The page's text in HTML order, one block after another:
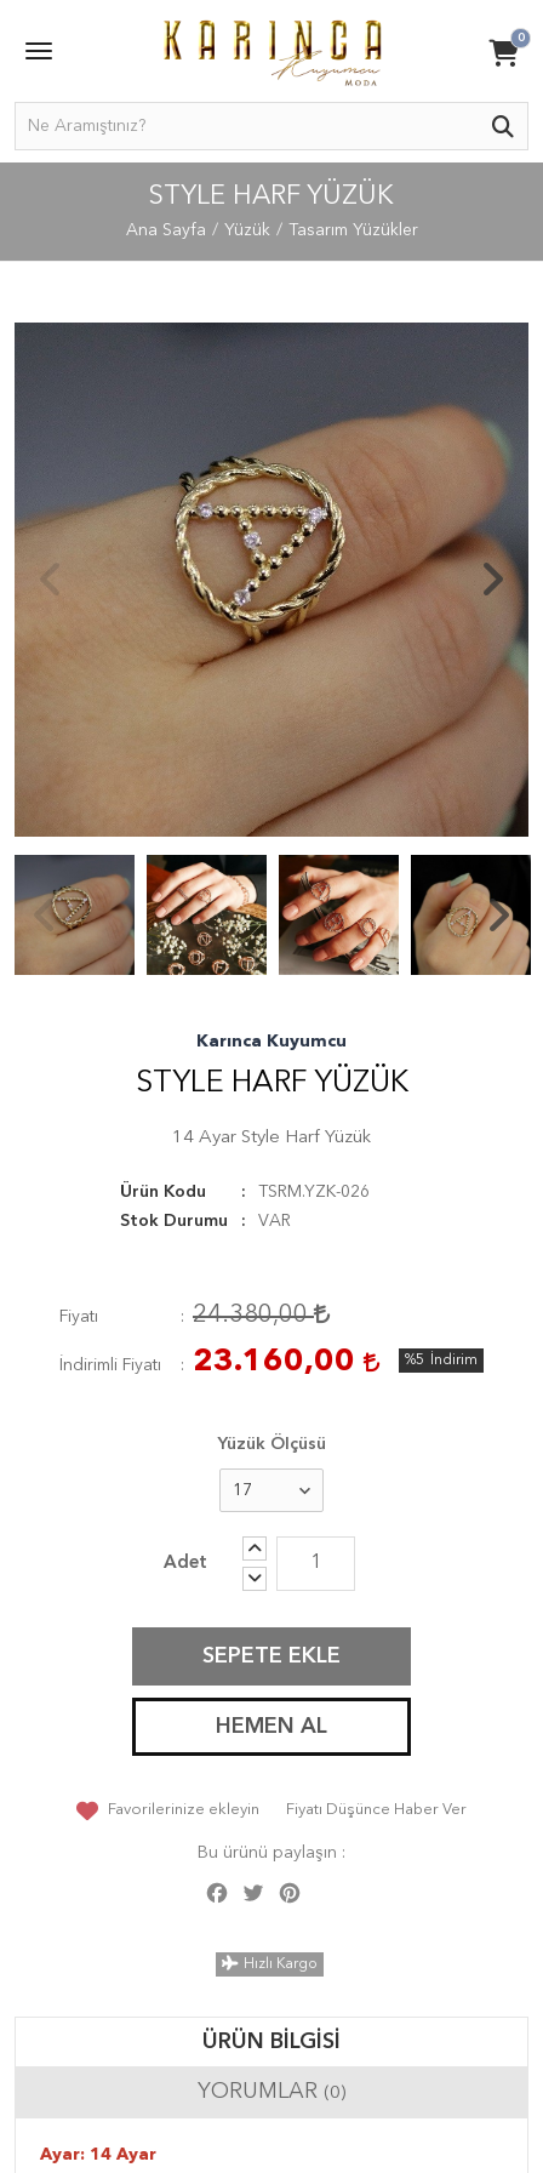
0
STYLE HARF YÜZÜK
Ana Sayfa Yüzük Tasarım Yüzükler
Karınca Kuyumcu
STYLE HARF YÜZÜK
14 Ayar Style Harf Yüzük
Ürün Kodu
TSRM.YZK-026
Stok Durumu
VAR
Fiyatı 24.380,00
İndirimli Fiyatı 23.160,00 %5 İndirim
Yüzük Ölçüsü
SEPETE EKLE
HEMEN AL
Favorilerinize ekleyin Fiyatı Düşünce Haber Ver
Bu ürünü paylaşın :
Facebook
Twitter
Hızlı Kargo
ÜRÜN BILGISI
YORUMLAR (0)
Ayar: 14 Ayar